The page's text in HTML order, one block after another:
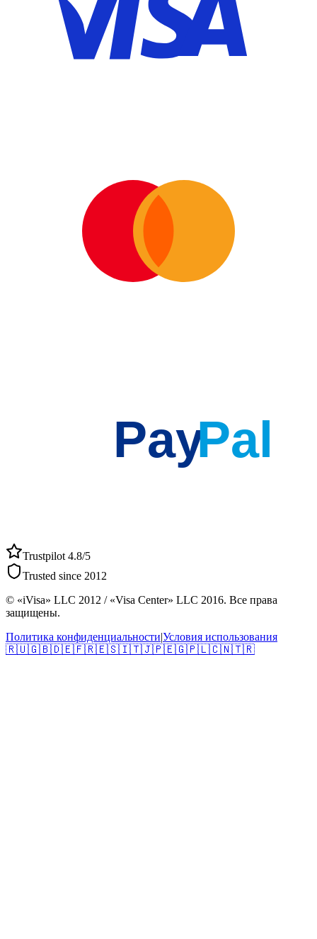
PayPal
Trustpilot 4.8/5
Trusted since 2012
© «iVisa» LLC 2012 / «Visa Center» LLC 2016. Все права
защищены.
Политика конфиденциальности|Условия использования
🇷🇺🇬🇧🇩🇪🇫🇷🇪🇸🇮🇹🇯🇵🇪🇬🇵🇱🇨🇳🇹🇷